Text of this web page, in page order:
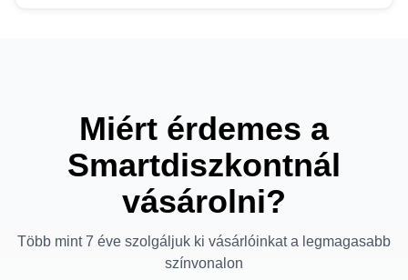
Miért érdemes a
Smartdiszkontnál
vásárolni?
Több mint 7 éve szolgáljuk ki vásárlóinkat a legmagasabb
színvonalon